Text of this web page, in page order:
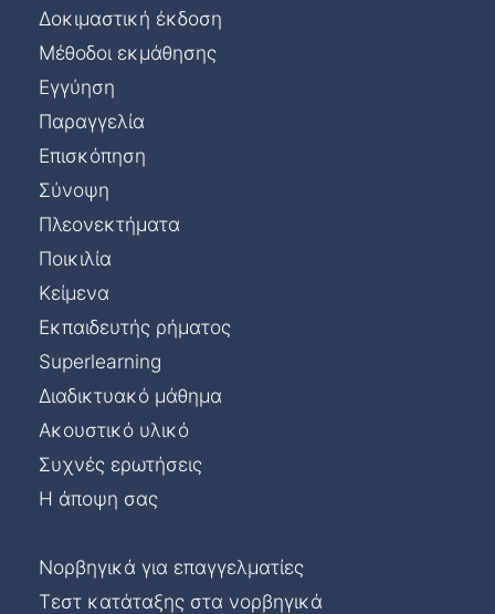
Δοκιμαστική έκδοση
Μέθοδοι εκμάθησης
Εγγύηση
Παραγγελία
Επισκόπηση
Σύνοψη
Πλεονεκτήματα
Ποικιλία
Κείμενα
Εκπαιδευτής ρήματος
Superlearning
Διαδικτυακό μάθημα
Ακουστικό υλικό
Συχνές ερωτήσεις
Η άποψη σας
Νορβηγικά για επαγγελματίες
Τεστ κατάταξης στα νορβηγικά